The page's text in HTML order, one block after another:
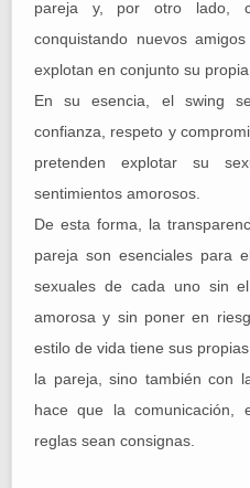
pareja y, por otro lado,
conquistando nuevos
explotan en conjunto su propia
En su esencia, el swing
confianza, respeto y
pretenden explotar su
sentimientos amorosos.
De esta forma, la
pareja son esenciales para
sexuales de cada uno sin
amorosa y sin poner en
estilo de vida tiene sus
la pareja, sino también con
hace que la comunicación,
reglas sean consignas.